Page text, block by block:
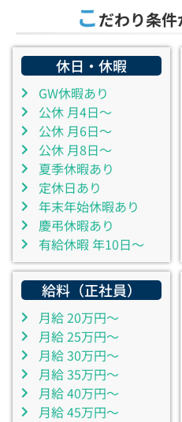
こだわり条
休日・休暇
GW休暇あり
公休 月4日～
公休 月6日～
公休 月8日～
夏季休暇あり
定休日あり
年末年始休暇あり
慶弔休暇あり
有給休暇 年10日～
給料（正社員）
月給 20万円～
月給 25万円～
月給 30万円～
月給 35万円～
月給 40万円～
月給 45万円～